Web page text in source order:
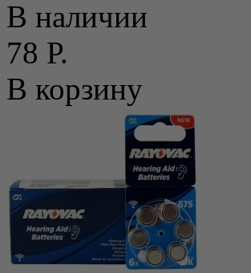
В наличии
78 Р.
В корзину